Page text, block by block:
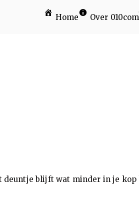
Home Over 010com
blijft wat minder in je